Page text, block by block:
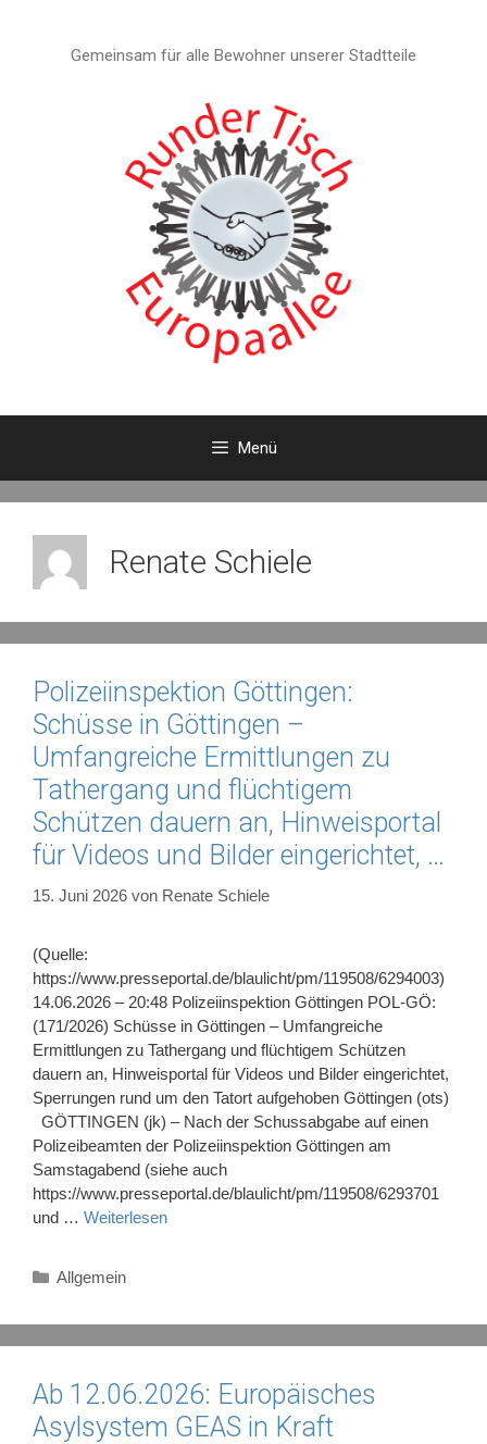
Gemeinsam für alle Bewohner unserer Stadtteile
Menü
Renate Schiele
Polizeiinspektion Göttingen:
Schüsse in Göttingen –
Umfangreiche Ermittlungen zu
Tathergang und flüchtigem
Schützen dauern an, Hinweisportal
für Videos und Bilder eingerichtet, …
15. Juni 2026 von Renate Schiele
(Quelle:
https://www.presseportal.de/blaulicht/pm/119508/6294003)
14.06.2026 – 20:48 Polizeiinspektion Göttingen POL-GÖ:
(171/2026) Schüsse in Göttingen – Umfangreiche
Ermittlungen zu Tathergang und flüchtigem Schützen
dauern an, Hinweisportal für Videos und Bilder eingerichtet,
Sperrungen rund um den Tatort aufgehoben Göttingen (ots)
GÖTTINGEN (jk) – Nach der Schussabgabe auf einen
Polizeibeamten der Polizeiinspektion Göttingen am
Samstagabend (siehe auch
https://www.presseportal.de/blaulicht/pm/119508/6293701
und … Weiterlesen
Kategorien
Allgemein
Ab 12.06.2026: Europäisches
Asylsystem GEAS in Kraft